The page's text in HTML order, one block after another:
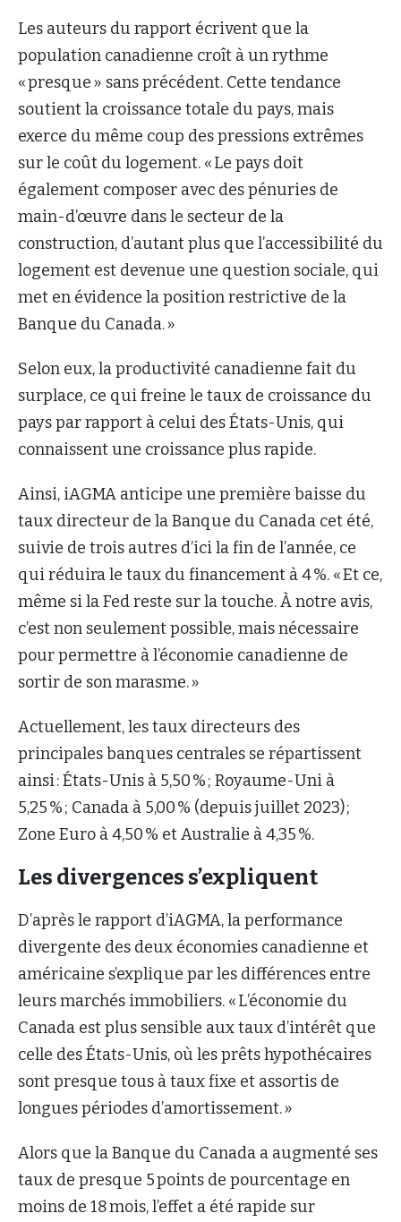
Les auteurs du rapport écrivent que la
population canadienne croît à un rythme
« presque » sans précédent. Cette tendance
soutient la croissance totale du pays, mais
exerce du même coup des pressions extrêmes
sur le coût du logement. « Le pays doit
également composer avec des pénuries de
main-d’œuvre dans le secteur de la
construction, d’autant plus que l’accessibilité du
logement est devenue une question sociale, qui
met en évidence la position restrictive de la
Banque du Canada. »
Selon eux, la productivité canadienne fait du
surplace, ce qui freine le taux de croissance du
pays par rapport à celui des États-Unis, qui
connaissent une croissance plus rapide.
Ainsi, iAGMA anticipe une première baisse du
taux directeur de la Banque du Canada cet été,
suivie de trois autres d’ici la fin de l’année, ce
qui réduira le taux du financement à 4 %. « Et ce,
même si la Fed reste sur la touche. À notre avis,
c’est non seulement possible, mais nécessaire
pour permettre à l’économie canadienne de
sortir de son marasme. »
Actuellement, les taux directeurs des
principales banques centrales se répartissent
ainsi : États-Unis à 5,50 % ; Royaume-Uni à
5,25 % ; Canada à 5,00 % (depuis juillet 2023) ;
Zone Euro à 4,50 % et Australie à 4,35 %.
Les divergences s’expliquent
D’après le rapport d’iAGMA, la performance
divergente des deux économies canadienne et
américaine s’explique par les différences entre
leurs marchés immobiliers. « L’économie du
Canada est plus sensible aux taux d’intérêt que
celle des États-Unis, où les prêts hypothécaires
sont presque tous à taux fixe et assortis de
longues périodes d’amortissement. »
Alors que la Banque du Canada a augmenté ses
taux de presque 5 points de pourcentage en
moins de 18 mois, l’effet a été rapide sur